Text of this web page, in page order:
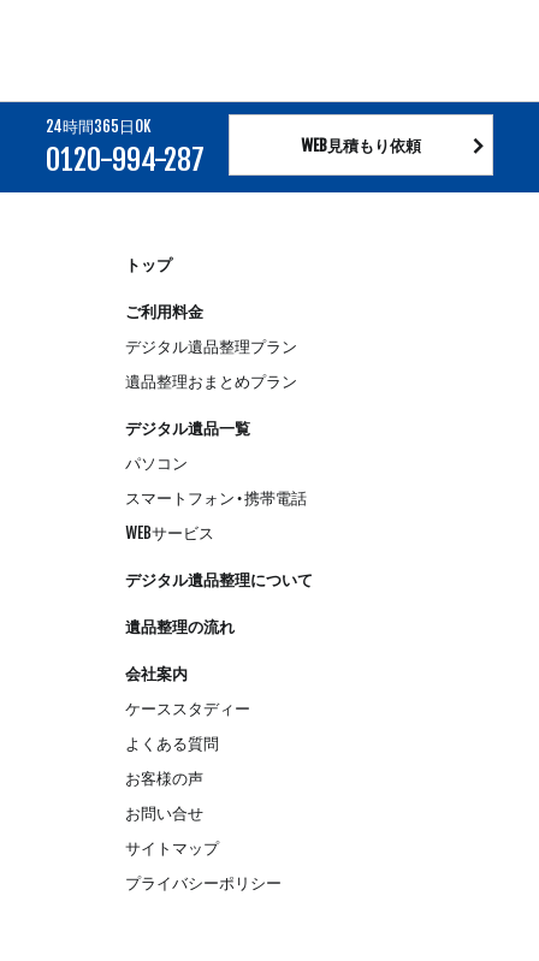
24時間365日OK
0120-994-287 WEB見積もり依頼
トップ
ご利用料金
デジタル遺品整理プラン
遺品整理おまとめプラン
デジタル遺品一覧
パソコン
スマートフォン・携帯電話
WEBサービス
デジタル遺品整理について
遺品整理の流れ
会社案内
ケーススタディー
よくある質問
お客様の声
お問い合せ
サイトマップ
プライバシーポリシー